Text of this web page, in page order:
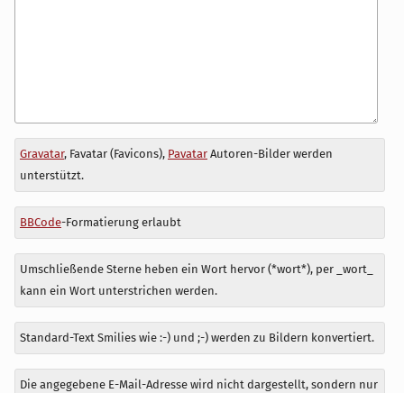
Antwort
zu
Gravatar, Favatar (Favicons), PavatarAutoren-Bilder werden
unterstützt.
BBCode-Formatierung erlaubt
Umschließende Sterne heben ein Wort hervor (*wort*), per _wort_
kann ein Wort unterstrichen werden.
Standard-Text Smilies wie :-) und ;-) werden zu Bildern konvertiert.
Die angegebene E-Mail-Adresse wird nicht dargestellt, sondern nur